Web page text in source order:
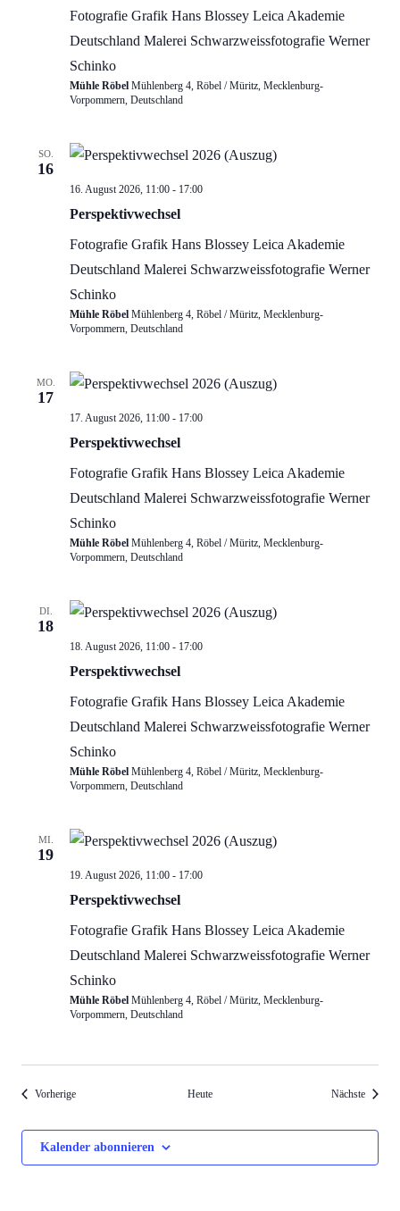
Fotografie Grafik Hans Blossey Leica Akademie
Deutschland Malerei Schwarzweissfotografie Werner
Schinko
Mühle Röbel Mühlenberg 4, Röbel / Müritz, Mecklenburg-
Vorpommern, Deutschland
SO.
16
16. August 2026, 11:00 - 17:00
Perspektivwechsel
Fotografie Grafik Hans Blossey Leica Akademie
Deutschland Malerei Schwarzweissfotografie Werner
Schinko
Mühle Röbel Mühlenberg 4, Röbel / Müritz, Mecklenburg-
Vorpommern, Deutschland
MO.
17
17. August 2026, 11:00 - 17:00
Perspektivwechsel
Fotografie Grafik Hans Blossey Leica Akademie
Deutschland Malerei Schwarzweissfotografie Werner
Schinko
Mühle Röbel Mühlenberg 4, Röbel / Müritz, Mecklenburg-
Vorpommern, Deutschland
DI.
18
18. August 2026, 11:00 - 17:00
Perspektivwechsel
Fotografie Grafik Hans Blossey Leica Akademie
Deutschland Malerei Schwarzweissfotografie Werner
Schinko
Mühle Röbel Mühlenberg 4, Röbel / Müritz, Mecklenburg-
Vorpommern, Deutschland
MI.
19
19. August 2026, 11:00 - 17:00
Perspektivwechsel
Fotografie Grafik Hans Blossey Leica Akademie
Deutschland Malerei Schwarzweissfotografie Werner
Schinko
Mühle Röbel Mühlenberg 4, Röbel / Müritz, Mecklenburg-
Vorpommern, Deutschland
VorherigeVeranstaltungen Heute Nächste
Kalender abonnieren